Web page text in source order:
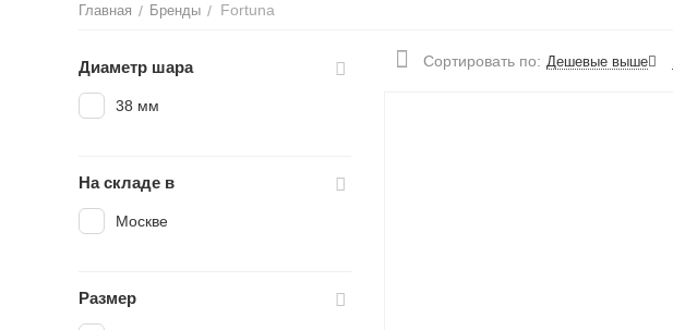
Главная / Бренды / Fortuna
Сортировать по: Дешевые выше
Диаметр шара
38 мм
На складе в
Москве
Размер